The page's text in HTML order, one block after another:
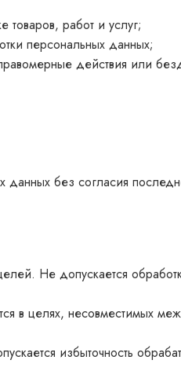
работ и услуг;
персональных данных;
действия или
без согласия
Не допускается
в целях, несовместимых
избыточность